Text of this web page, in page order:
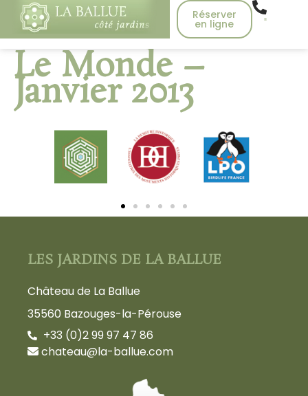
Réserver
en ligne
Le Monde –
Janvier 2013
LES JARDINS DE LA BALLUE
Château de La Ballue
35560 Bazouges-la-Pérouse
+33 (0)2 99 97 47 86
chateau@la-ballue.com